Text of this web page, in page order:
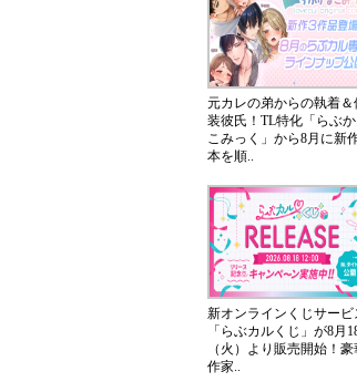
元カレの弟からの執着＆
装彼氏！TL特化「らぶ
こみっく」から8月に新
本を順..
新オンラインくじサービ
「らぶカルくじ」が8月
（火）より販売開始！豪
作家..